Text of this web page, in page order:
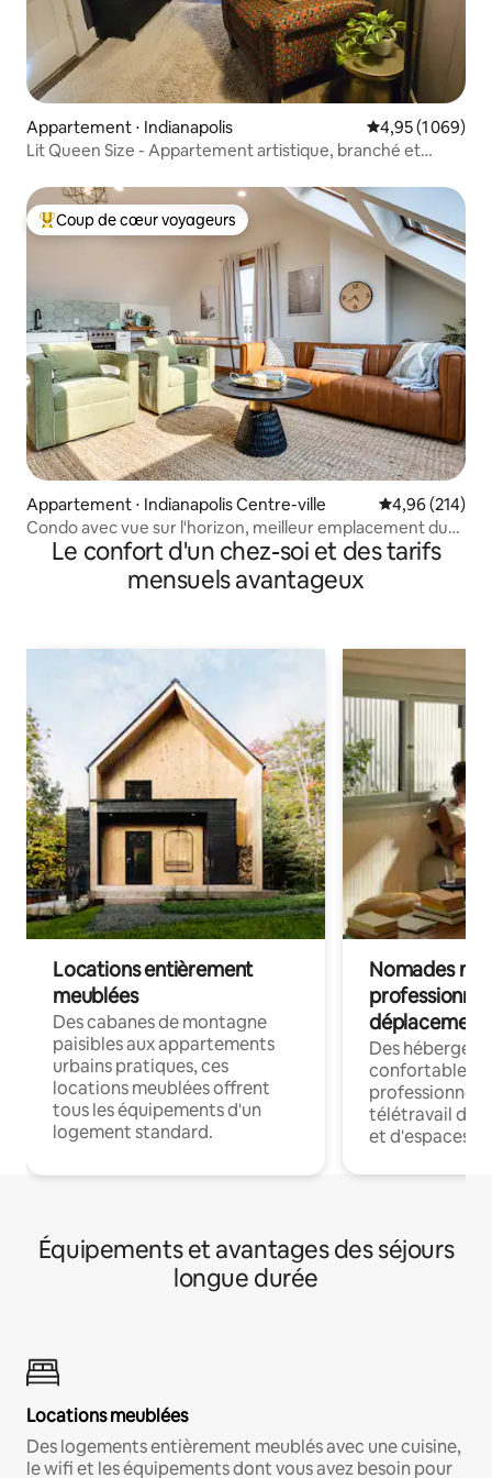
Appartement ⋅ Indianapolis Évaluation
4,95 (1 069)
Lit Queen Size - Appartement artistique, branché et
Coups de cœur voyageurs les plus appréciés
Coup de cœur voyageurs
Appartement ⋅ Indianapolis Centre-ville Évaluation
4,96 (214)
Condo avec vue sur l'horizon, meilleur emplacement du
centre-ville, parking gratuit !
Le confort d'un chez-soi et des tarifs
mensuels avantageux
Locations entièrement
meublées
Des cabanes de montagne
paisibles aux appartements
urbains pratiques, ces
locations meublées offrent
tous les équipements d'un
logement standard.
Nomades
déplacement
Des
confortables
professionnels
télétravail
et d'espaces
Équipements et avantages des séjours
longue durée
Locations meublées
Des logements entièrement meublés avec une cuisine,
le wifi et les équipements dont vous avez besoin pour